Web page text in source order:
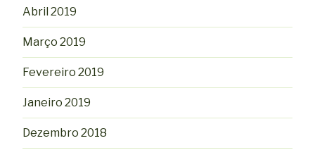
Abril 2019
Março 2019
Fevereiro 2019
Janeiro 2019
Dezembro 2018